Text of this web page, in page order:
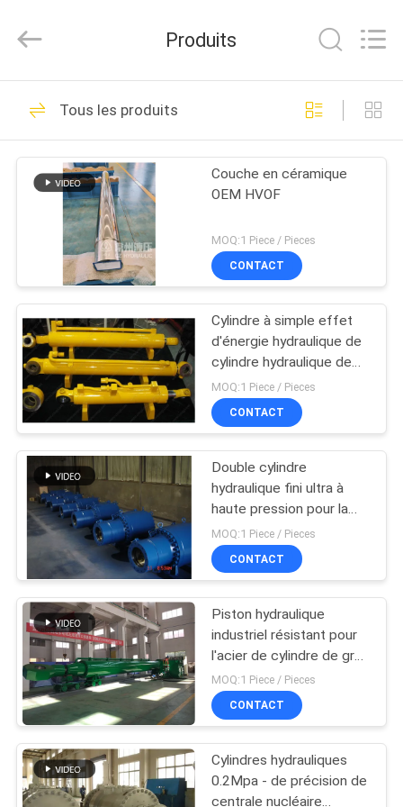
MAISON
PRODUITS
VIDÉOS
PROPOS
DE
NOUS
VISITE
DE
L'USINE
CONTRÔLE
DE
LA
QUALITÉ
NOUS
CONTACTER
EQUIPMENT
CO.,LTD.
Reserved.
Cylindre hydraulique
78
vérin hydraulique
agissant seul
14
Double cylindre
hydraulique
temporaire
Grosse perce vérins
hydrauliques
Produits
Tous les produits
Couche en céramique
OEM HVOF
MOQ:1 Piece / Pieces
CONTACT
Cylindre à simple effet
d'énergie hydraulique de
cylindre hydraulique de
série de QPPY
MOQ:1 Piece / Pieces
CONTACT
Double cylindre
hydraulique fini ultra à
haute pression pour la
centrale nucléaire
MOQ:1 Piece / Pieces
CONTACT
Piston hydraulique
industriel résistant pour
l'acier de cylindre de grue
de camion à benne
basculante
MOQ:1 Piece / Pieces
CONTACT
Cylindres hydrauliques
0.2Mpa - de précision de
centrale nucléaire